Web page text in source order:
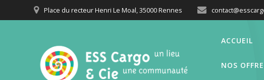
au
Place du recteur Henri Le Moal, 35000 Rennes
ACCUEIL
NOS